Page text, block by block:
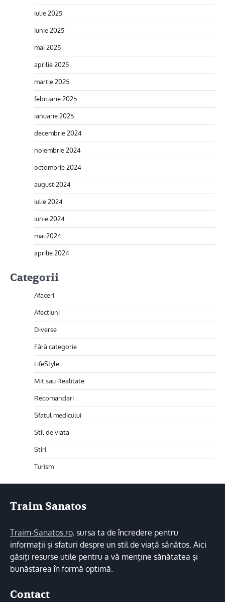
iulie 2025
iunie 2025
mai 2025
aprilie 2025
martie 2025
februarie 2025
ianuarie 2025
decembrie 2024
noiembrie 2024
octombrie 2024
august 2024
iulie 2024
iunie 2024
mai 2024
aprilie 2024
Categorii
Afaceri
Afectiuni
Diverse
Fără categorie
LifeStyle
Mit sau Realitate
Recomandari
Sfatul medicului
Stil de viata
Stiri
Turism
Traim Sanatos
Traim-Sanatos.ro, sursa ta de încredere pentru
informații și sfaturi despre un stil de viață sănătos. Aici
găsiți resurse utile pentru a vă menține sănătatea și
bunăstarea în formă optimă.
Contact